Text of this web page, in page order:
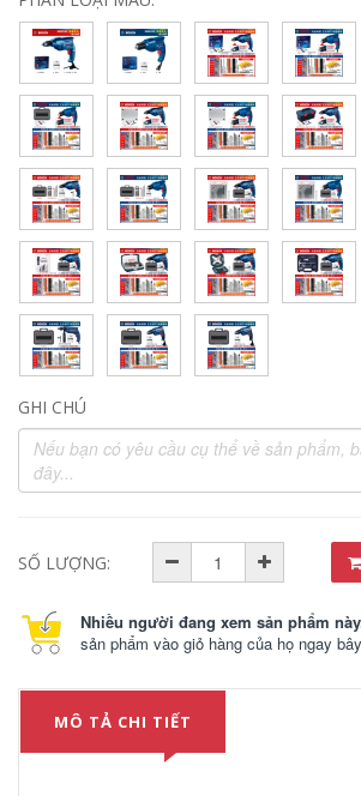
GHI CHÚ
SỐ LƯỢNG:
Nhiều người đang xem sản phẩm
sản phẩm vào giỏ hàng của họ ngay
MÔ TẢ CHI TIẾT